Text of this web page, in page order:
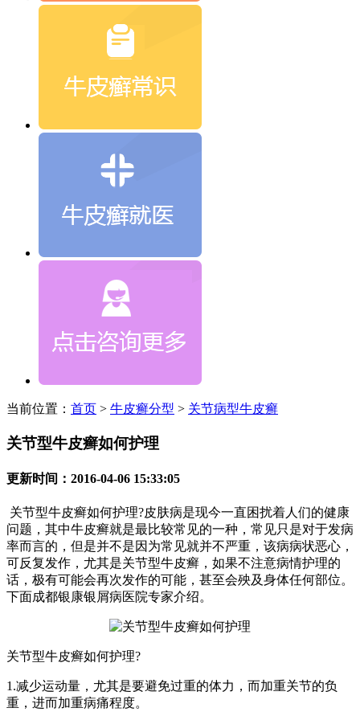
当前位置： 首页 > 牛皮癣分型 > 关节病型牛皮癣
关节型牛皮癣如何护理
更新时间：2016-04-06 15:33:05
关节型牛皮癣如何护理?皮肤病是现今一直困扰着人们的健康
问题，其中牛皮癣就是最比较常见的一种，常见只是对于发病
率而言的，但是并不是因为常见就并不严重，该病病状恶心，
可反复发作，尤其是关节型牛皮癣，如果不注意病情护理的
话，极有可能会再次发作的可能，甚至会殃及身体任何部位。
下面成都银康银屑病医院专家介绍。
关节型牛皮癣如何护理?
1.减少运动量，尤其是要避免过重的体力，而加重关节的负
重，进而加重病痛程度。